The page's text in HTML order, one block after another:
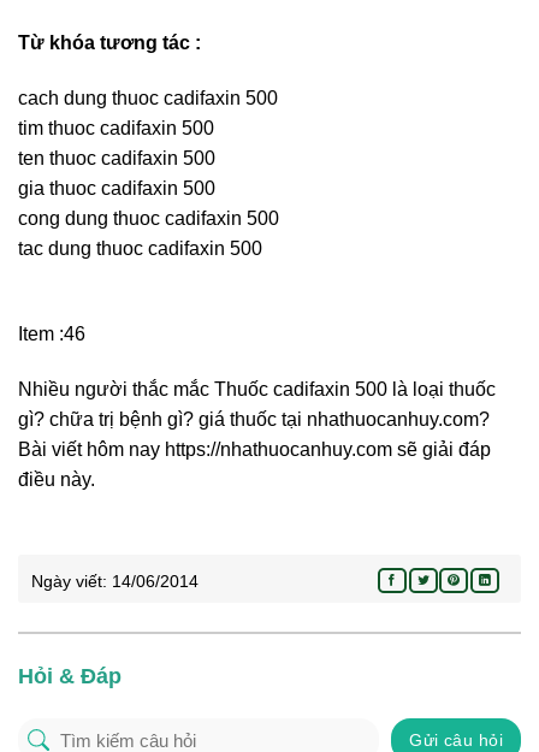
Từ khóa tương tác :
cach dung thuoc cadifaxin 500
tim thuoc cadifaxin 500
ten thuoc cadifaxin 500
gia thuoc cadifaxin 500
cong dung thuoc cadifaxin 500
tac dung thuoc cadifaxin 500
Item :46
Nhiều người thắc mắc Thuốc cadifaxin 500 là loại thuốc
gì? chữa trị bệnh gì? giá thuốc tại nhathuocanhuy.com?
Bài viết hôm nay https://nhathuocanhuy.com sẽ giải đáp
điều này.
Ngày viết: 14/06/2014
Hỏi & Đáp
Gửi câu hỏi